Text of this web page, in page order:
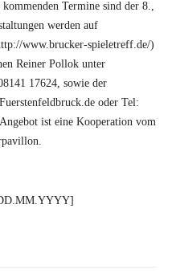
Termine sind der 8.,
werden auf
www.brucker-spieletreff.de/)
Reiner Pollok unter
17624, sowie der
oder Tel:
ist eine Kooperation vom